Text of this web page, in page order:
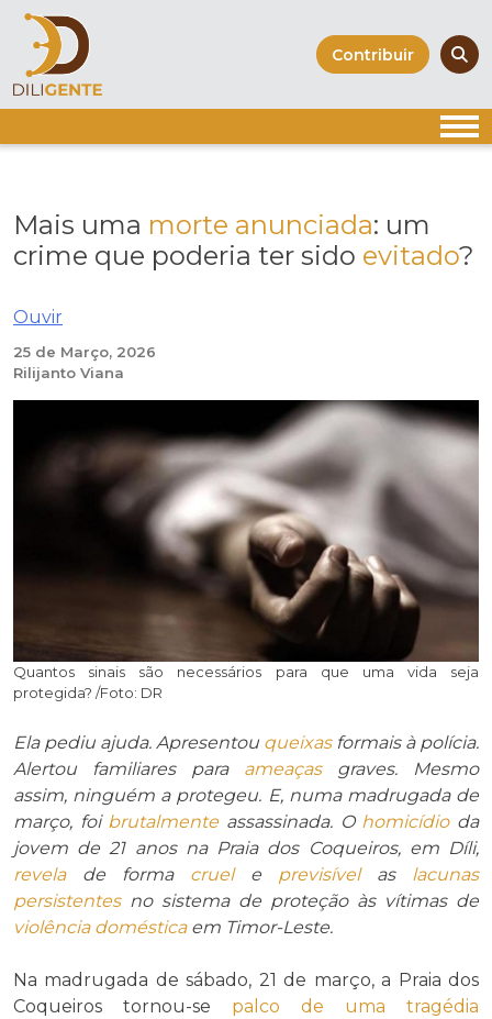
Skip
content
Contribuir
Mais uma morte anunciada: um
crime que poderia ter sido evitado?
Ouvir
25 de Março, 2026
Rilijanto Viana
Quantos sinais são necessários para que uma vida seja
protegida? /Foto: DR
Ela pediu ajuda. Apresentou queixasformais à polícia.
Alertou familiares para ameaçasgraves. Mesmo
assim, ninguém a protegeu. E, numa madrugada de
março, foi brutalmente assassinada. O homicídioda
jovem de 21 anos na Praia dos Coqueiros, em Díli,
revelade forma cruele previsívelas lacunas
persistentesno sistema de proteção às vítimas de
violência domésticaem Timor-Leste.
Na madrugada de sábado, 21 de março, a Praia dos
Coqueiros tornou-se palco de uma tragédia